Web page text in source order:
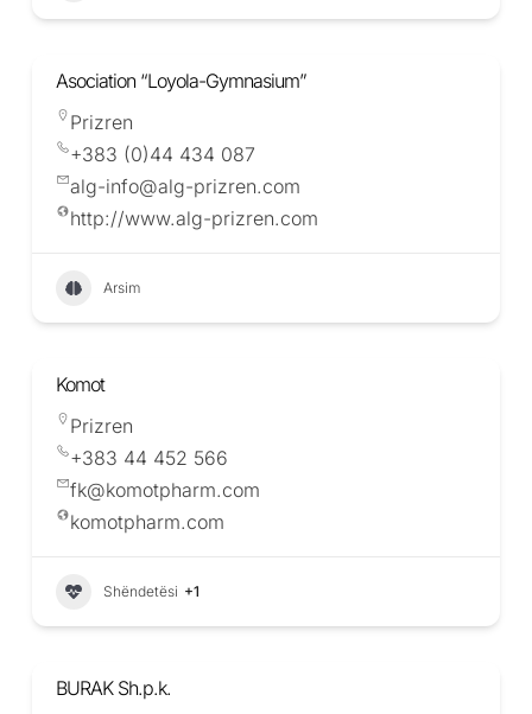
Asociation “Loyola-Gymnasium”
Prizren
+383 (0)44 434 087
alg-info@alg-prizren.com
http://www.alg-prizren.com
Arsim
Komot
Prizren
+383 44 452 566
fk@komotpharm.com
komotpharm.com
Shëndetësi +1
BURAK Sh.p.k.